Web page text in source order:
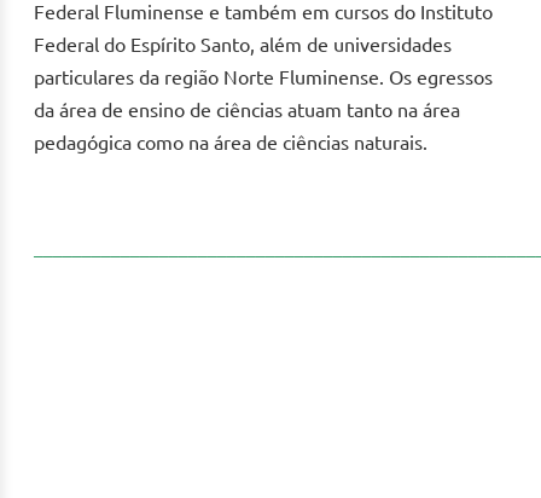
Federal Fluminense e também em cursos do Instituto
Federal do Espírito Santo, além de universidades
particulares da região Norte Fluminense. Os egressos
da área de ensino de ciências atuam tanto na área
pedagógica como na área de ciências naturais.